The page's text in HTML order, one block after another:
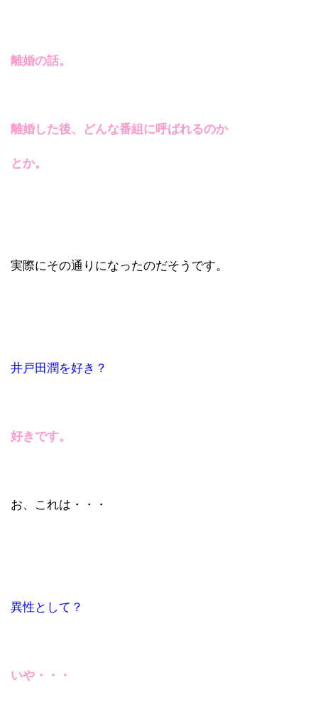
離婚の話。
離婚した後、どんな番組に呼ばれるのか
とか。
実際にその通りになったのだそうです。
井戸田潤を好き？
好きです。
お、これは・・・
異性として？
いや・・・